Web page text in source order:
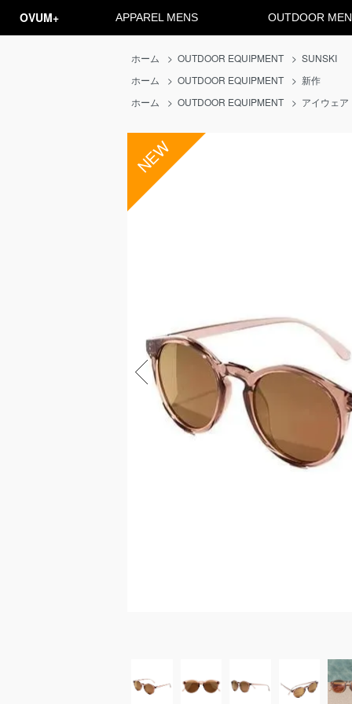
OVUM+ APPAREL MENS OUTDOOR
ホーム >OUTDOOR EQUIPMENT >SUNSKI
ホーム
>OUTDOOR EQUIPMENT > 新作
ホーム
>OUTDOOR EQUIPMENT > アイウェア
NEW